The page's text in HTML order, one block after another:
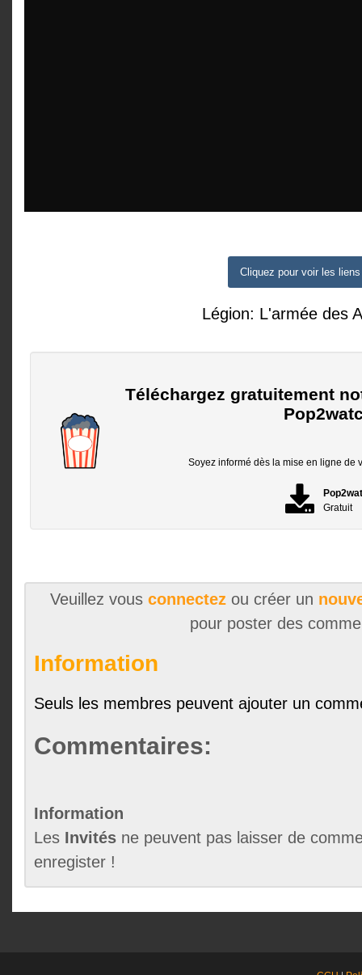
Cliquez pour voir les liens
Légion: L'armée des
Téléchargez gratuitement
Soyez informé dès la mise en ligne de
Gratuit
Veuillez vous connectezou créer un
pour poster des
Information
Seuls les membres peuvent ajouter un
Commentaires:
Information
Les Invités ne peuvent pas laisser de
enregister !